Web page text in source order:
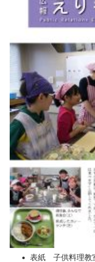
表紙 子供料理教